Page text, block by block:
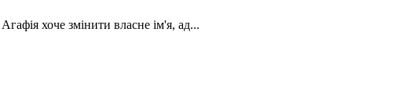
хоче змінити власне ім'я, ад...